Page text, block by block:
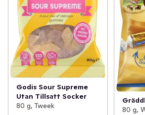
Godis Sour Supreme
Utan Tillsatt Socker
80 g, Tweek
80 g,